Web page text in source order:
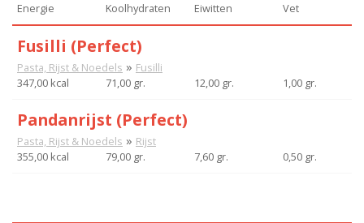
Energie Koolhydraten Eiwitten Vet
Fusilli (Perfect)
Pasta, Rijst & Noedels » Fusilli
347,00 kcal
71,00 gr. 12,00 gr. 1,00 gr.
Pandanrijst (Perfect)
Pasta, Rijst & Noedels » Rijst
355,00 kcal
79,00 gr. 7,60 gr. 0,50 gr.